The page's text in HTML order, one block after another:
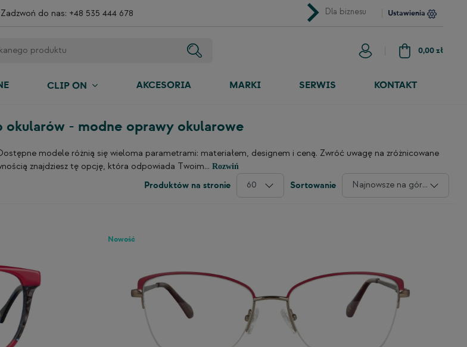
Zadzwoń do nas: +48 535 444 678 chevron_rightDla biznesu Ustawienia
0,00 zł
CLIP ON AKCESORIA MARKI SERWIS KONTAKT
okularów - modne oprawy okularowe
modele różnią się wieloma parametrami: materiałem, designem i ceną. Zwróć uwagę na zróżnicowane
znajdziesz tę opcję, która odpowiada Twoim... Rozwiń
Sortowanie Najnowsze na górze
Produktów na stronie 60
Nowość